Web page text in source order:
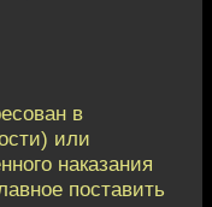
в
или
наказания
поставить